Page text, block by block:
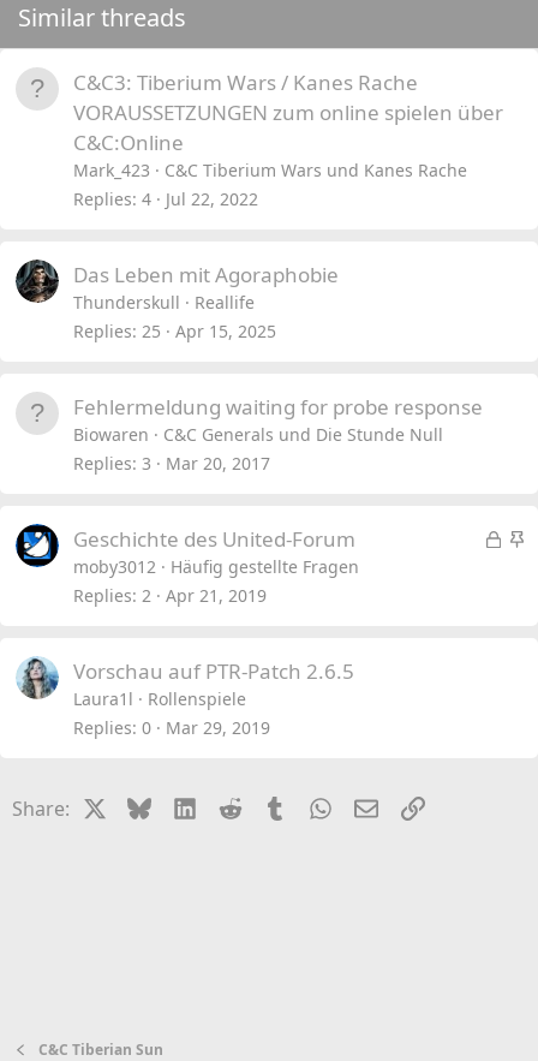
Similar threads
C&C3: Tiberium Wars / Kanes Rache
VORAUSSETZUNGEN zum online spielen über
C&C:Online
Mark_423
C&C Tiberium Wars und Kanes Rache
Replies 4 Jul 22, 2022
Das Leben mit Agoraphobie
Thunderskull
Reallife
Replies 25 Apr 15, 2025
Fehlermeldung waiting for probe response
Biowaren
C&C Generals und Die Stunde Null
Replies 3 Mar 20, 2017
L
S
Geschichte des United-Forum
moby3012
Häufig gestellte Fragen
Replies 2 Apr 21, 2019
Vorschau auf PTR-Patch 2.6.5
Laura1l
Rollenspiele
Replies 0 Mar 29, 2019
Share: BlueskyLinkedIn
Reddit TumblrWhatsApp
EmailLink
C&C Tiberian Sun